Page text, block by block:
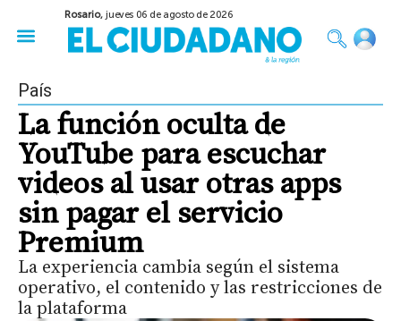
Rosario,jueves 06 de agosto de 2026
País
La función oculta de
YouTube para escuchar
videos al usar otras apps
sin pagar el servicio
Premium
La experiencia cambia según el sistema
operativo, el contenido y las restricciones de
la plataforma